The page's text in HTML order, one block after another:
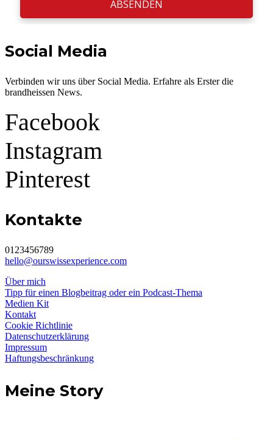
ABSENDEN
Social Media
Verbinden wir uns über Social Media. Erfahre als Erster die
brandheissen News.
Facebook
Instagram
Pinterest
Kontakte
0123456789
hello@ourswissexperience.com
Über mich
Tipp für einen Blogbeitrag oder ein Podcast-Thema
Medien Kit
Kontakt
Cookie Richtlinie
Datenschutzerklärung
Impressum
Haftungsbeschränkung
Meine Story